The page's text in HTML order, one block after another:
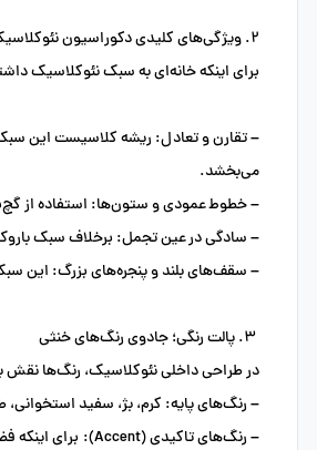
۲. ویژگی‌های کلیدی دکوراسیون نئوکلاسیک
برای اینکه خانه‌ای به سبک نئوکلاسیک
–تقارن و تعادل: ریشه کلاسیست این
می‌بخشد.
–خطوط عمودی و ستون‌ها: استفاده از
–سادگی در عین تجمل: برخلاف سبک
–سقف‌های بلند و پنجره‌های بزرگ: این
در طراحی داخلی نئوکلاسیک، رنگ‌ها
–رنگ‌های پایه: کرم، بژ، سفید
–رنگ‌های تاکیدی (Accent):
برای اینکه